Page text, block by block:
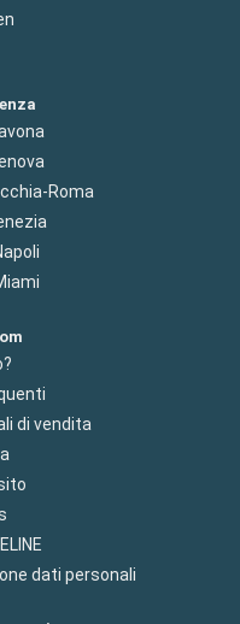
Roma
di vendita
dati personali